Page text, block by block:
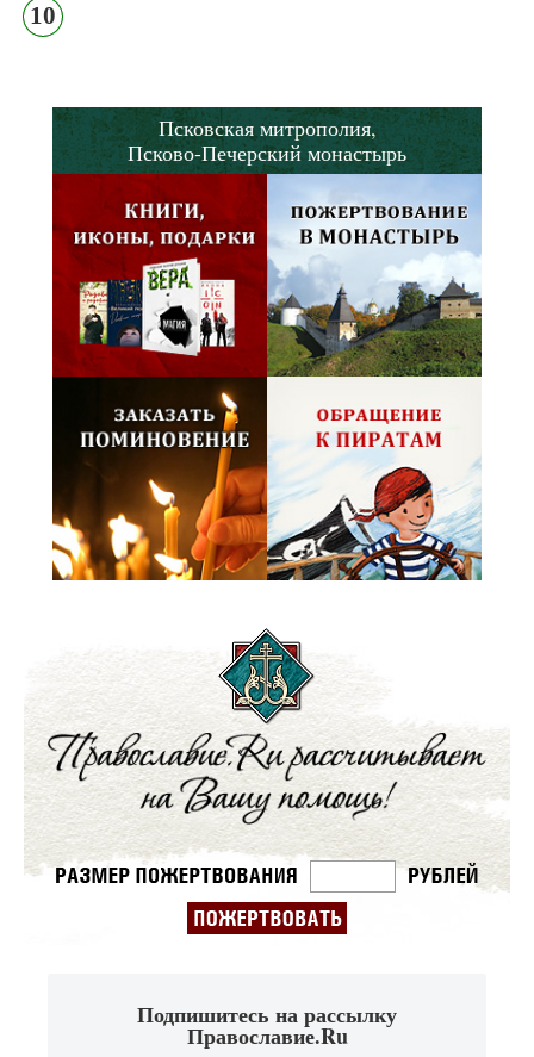
10
Псковская митрополия,
Псково-Печерский монастырь
Подпишитесь на рассылку
Православие.Ru